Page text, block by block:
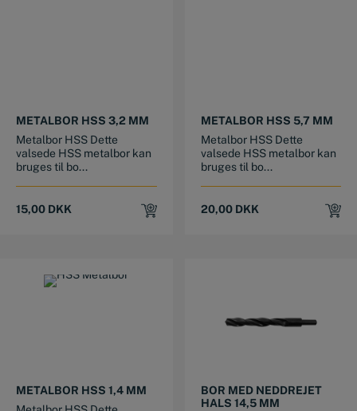
METALBOR HSS 3,2 MM
Metalbor HSS Dette
valsede HSS metalbor kan
bruges til bo...
15,00 DKK
METALBOR HSS 5,7 MM
Metalbor HSS Dette
valsede HSS metalbor kan
bruges til bo...
20,00 DKK
METALBOR HSS 1,4 MM
BOR MED NEDDREJET
HALS 14,5 MM